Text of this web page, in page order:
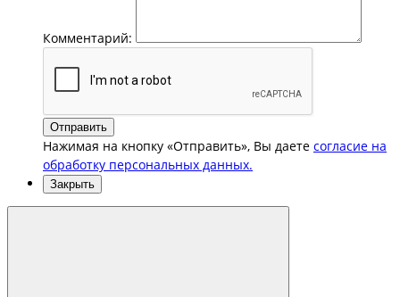
Комментарий:
Отправить
Нажимая на кнопку «Отправить», Вы даете согласие на
обработку персональных данных.
Закрыть